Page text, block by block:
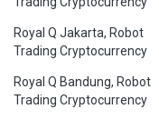
Royal Q Jakarta, Robot
Trading Cryptocurrency
Royal Q Bandung, Robot
Trading Cryptocurrency